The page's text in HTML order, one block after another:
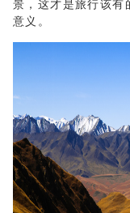
景，这才是旅行该有
意义。